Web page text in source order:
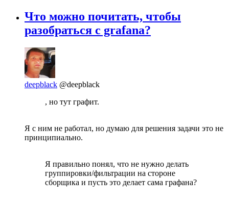
Что можно почитать, чтобы
разобраться с grafana?
deepblack @deepblack
, но тут графит.
Я с ним не работал, но думаю для решения задачи это не
принципиально.
Я правильно понял, что не нужно делать
группировки/фильтрации на стороне
сборщика и пусть это делает сама графана?